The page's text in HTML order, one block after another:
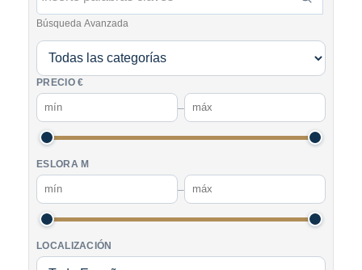
Búsqueda Avanzada
PRECIO €
–
ESLORA M
–
LOCALIZACIÓN